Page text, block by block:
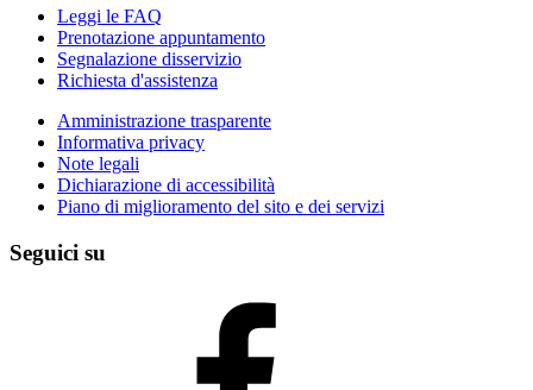
Leggi le FAQ
Prenotazione appuntamento
Segnalazione disservizio
Richiesta d'assistenza
Amministrazione trasparente
Informativa privacy
Note legali
Dichiarazione di accessibilità
Piano di miglioramento del sito e dei servizi
Seguici su